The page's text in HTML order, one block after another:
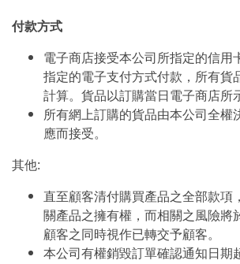
付款方式
電子商店接受本公司所指定的信用
指定的電子支付方式付款，所有貨
計算。貨品以訂購當日電子商店所
所有網上訂購的貨品由本公司全權
應而接受。
其他:
直至顧客清付購買產品之全部款項
關產品之擁有權，而相關之風險將
顧客之同時視作已轉交予顧客。
本公司有權銷毀訂單確認通知日期